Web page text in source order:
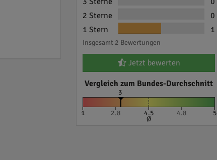
2 Sterne
0
1 Stern
1
Insgesamt 2 Bewertungen
Jetzt bewerten
Vergleich zum Bundes-Durchschnitt
3
1 2.8 4.5
Ø
4.8 5